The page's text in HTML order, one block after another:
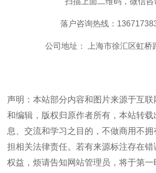
落户咨询热线：
公司地址： 上海市徐汇区虹桥
声明：本站部分内容和图片来源于互
和编辑，版权归原作者所有，本站转
息、交流和学习之目的，不做商用不
担相关法律责任。若有来源标注存在
权益，烦请告知网站管理员，将于第一